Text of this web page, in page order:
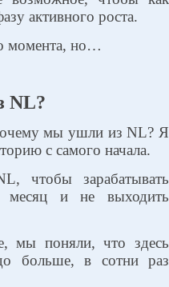
активного роста.
момента, но…
NL?
мы ушли из NL? Я
с самого начала.
чтобы зарабатывать
месяц и не выходить
мы поняли, что здесь
больше, в сотни раз